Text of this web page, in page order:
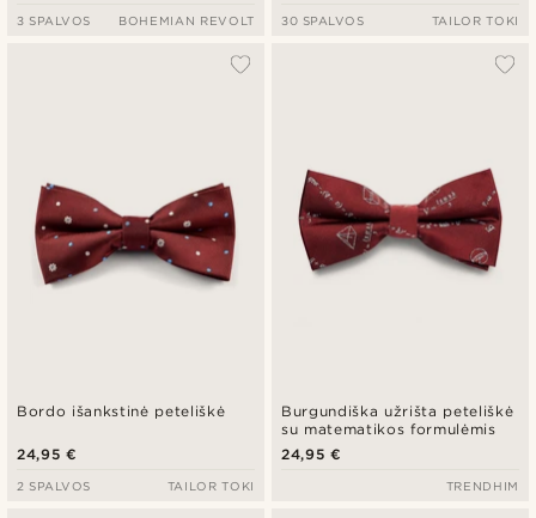
3 SPALVOS BOHEMIAN REVOLT 30 SPALVOS TAILOR TOKI
Bordo išankstinė peteliškė
24,95 €
2 SPALVOS TAILOR TOKI
Burgundiška užrišta peteliškė
su matematikos formulėmis
24,95 €
TRENDHIM